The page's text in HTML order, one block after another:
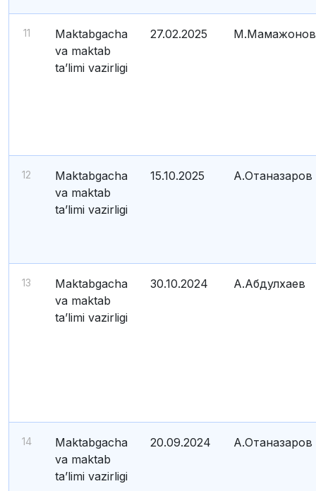
11
Maktabgacha
va maktab
ta’limi vazirligi
27.02.2025
12
Maktabgacha
va maktab
ta’limi vazirligi
15.10.2025 А.Отаназаров
13
Maktabgacha
va maktab
ta’limi vazirligi
30.10.2024 А.Абдулхаев
14
Maktabgacha
va maktab
ta’limi vazirligi
20.09.2024 А.Отаназаров